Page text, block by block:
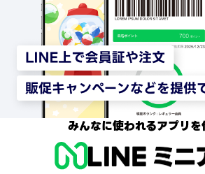
みんなに使われるアプリ